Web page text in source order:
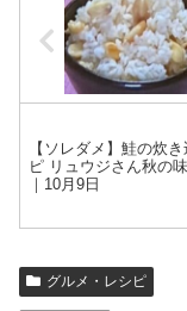
【ソレダメ】鮭の炊
ピ リュウジさん秋の
｜10月9日
グルメ・レシピ